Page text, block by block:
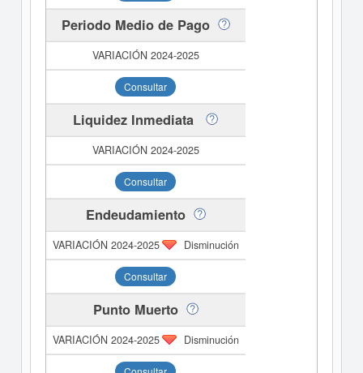
Periodo Medio de Pago
Consultar
Liquidez Inmediata
Consultar
Endeudamiento
Disminución
Consultar
Punto Muerto
Disminución